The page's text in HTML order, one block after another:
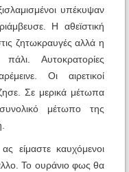
υπέκυψαν
Η αθεϊστική
ζητωκραυγές αλλά η
Αυτοκρατορίες
Οι αιρετικοί
Σε μερικά μέτωπα
μέτωπο της
είμαστε καυχόμενοι
Το ουράνιο φως θα